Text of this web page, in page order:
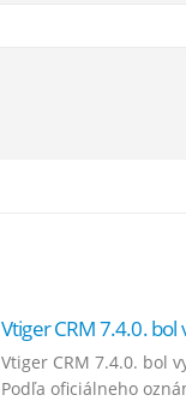
Vtiger CRM 7.4.0. bol
Vtiger CRM 7.4.0. bol
Podľa oficiálneho